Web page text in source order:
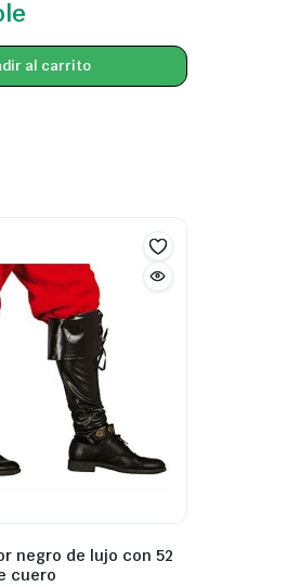
al carrito
negro de lujo con 52
cuero